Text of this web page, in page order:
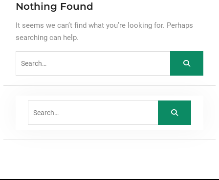
Nothing Found
It seems we can’t find what you’re looking for. Perhaps
searching can help.
for:
for: